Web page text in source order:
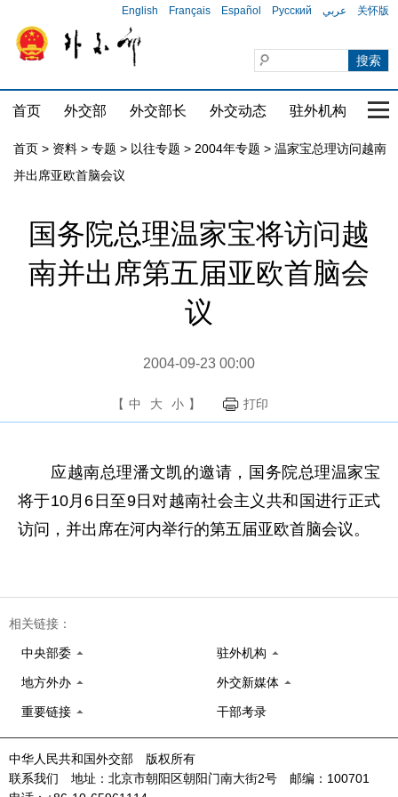
English Français Español Русский عربي 关怀版
首页 外交部 外交部长 外交动态 驻外机构 国
首页 > 资料 > 专题 > 以往专题 > 2004年专题 > 温家宝总理访问越南
并出席亚欧首脑会议
国务院总理温家宝将访问越
南并出席第五届亚欧首脑会
议
2004-09-23 00:00
【 中 大 小 】 打印
应越南总理潘文凯的邀请，国务院总理温家宝
将于10月6日至9日对越南社会主义共和国进行正式
访问，并出席在河内举行的第五届亚欧首脑会议。
相关链接：
中央部委 驻外机构
地方外办 外交新媒体
重要链接 干部考录
中华人民共和国外交部 版权所有
联系我们 地址：北京市朝阳区朝阳门南大街2号 邮编：100701